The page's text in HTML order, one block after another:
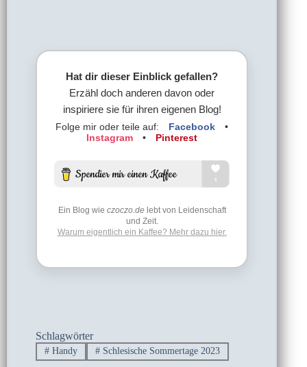
Hat dir dieser Einblick gefallen?
Erzähl doch anderen davon oder
inspiriere sie für ihren eigenen Blog!
Folge mir oder teile auf: Facebook
•
Instagram
• Pinterest
Ein Blog wie czoczo.delebt von Leidenschaft
und Zeit.
Warum eigentlich ein Kaffee? Mehr dazu hier.
Schlagwörter
#Handy #Schlesische Sommertage 2023